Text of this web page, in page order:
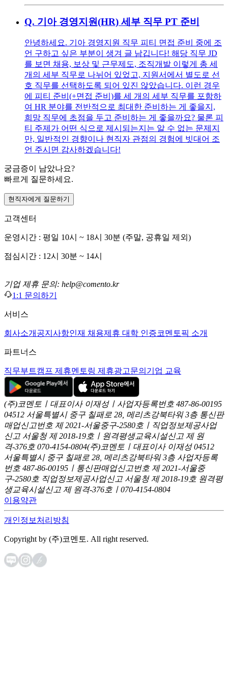
Q. 기아 경영지원(HR) 세부 직무 PT 준비
안녕하세요. 기아 경영지원 직무 피티 면접 준비 중에 조
언 구하고 싶은 부분이 생겨 글 남깁니다! 해당 직무 JD
를 보면 채용, 보상 및 근무제도, 조직개발 이렇게 총 세
개의 세부 직무로 나뉘어 있었고, 지원서에서 별도로 선
호 직무를 선택하도록 되어 있진 않았습니다. 이런 경우
에 피티 준비(+면접 준비)를 세 개의 세부 직무를 포함하
여 HR 분야를 전반적으로 최대한 준비하는 게 좋을지,
희망 직무에 초점을 두고 준비하는 게 좋을까요? 물론 피
티 주제가 어떤 식으로 제시되는지는 알 수 없는 문제지
만, 일반적인 경향이나 현직자 관점의 경험에 빗대어 조
언 주시면 감사하겠습니다!
궁금증이 남았나요?
빠르게 질문하세요.
현직자에게 질문하기
고객센터
운영시간 : 평일 10시 ~ 18시 30분 (주말, 공휴일 제외)
점심시간 : 12시 30분 ~ 14시
기업 제휴 문의: help@comento.kr
1:1 문의하기
서비스
회사소개 공지사항인재 채용제휴 대학 인증코멘토픽 소개
파트너스
직무부트캠프 제휴멘토링 제휴광고문의 기업 교육
(주)코멘토ㅣ대표이사 이재성ㅣ사업자등록번호 487-86-00195
04512 서울특별시 중구 칠패로 28, 메리츠강북타워 3층 통신판
매업신고번호 제 2021-서울중구-2580호ㅣ직업정보제공사업
신고 서울청 제 2018-19호ㅣ원격평생교육시설신고 제 원
격-376호 070-4154-0804(주)코멘토ㅣ대표이사 이재성 04512
서울특별시 중구 칠패로 28, 메리츠강북타워 3층 사업자등록
번호 487-86-00195ㅣ통신판매업신고번호 제 2021-서울중
구-2580호 직업정보제공사업신고 서울청 제 2018-19호 원격평
생교육시설신고 제 원격-376호ㅣ070-4154-0804
이용약관
개인정보처리방침
Copyright by (주)코멘토. All right reserved.